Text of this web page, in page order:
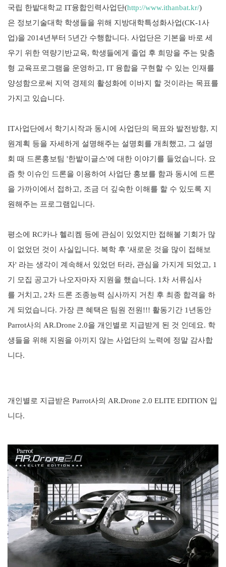
국립 한밭대학교 IT융합인력사업단(http://www.ithanbat.kr/)
은 정보기술대학 학생들을 위해 지방대학특성화사업(CK-1사
업)을 2014년부터 5년간 수행합니다. 사업단은 기본을 바로 세
우기 위한 역량기반교육, 학생들에게 졸업 후 희망을 주는 맞춤
형 교육프로그램을 운영하고, IT 융합을 구현할 수 있는 인재를
양성함으로써 지역 경제의 활성화에 이바지 할 것이라는 목표를
가지고 있습니다.
IT사업단에서 학기시작과 동시에 사업단의 목표와 발전방향, 지
원계획 등을 자세하게 설명해주는 설명회를 개최했고, 그 설명
회 때 드론홍보팀 '한밭이글스'에 대한 이야기를 들었습니다. 요
즘 핫 이슈인 드론을 이용하여 사업단 홍보를 함과 동시에 드론
을 가까이에서 접하고, 조금 더 깊숙한 이해를 할 수 있도록 지
원해주는 프로그램입니다.
평소에 RC카나 헬리켐 등에 관심이 있었지만 접해볼 기회가 많
이 없었던 것이 사실입니다. 복학 후 '새로운 것을 많이 접해보
자' 라는 생각이 계속해서 있었던 터라, 관심을 가지게 되었고, 1
기 모집 공고가 나오자마자 지원을 했습니다. 1차 서류심사
를 거치고, 2차 드론 조종능력 심사까지
거친 후 최종 합격을 하
게 되었습니다. 가장 큰 혜택은 팀원 전원 !!! 활동기간 1년동안
Parrot사의 AR.Drone 2.0을 개인별로 지급받게 된 것 인데요. 학
생들을 위해 지원을 아끼지 않는 사업단의 노력에 정말 감사합
니다.
개인별로 지급받은 Parrot사의 AR.Drone 2.0 ELITE EDITION 입
니다.